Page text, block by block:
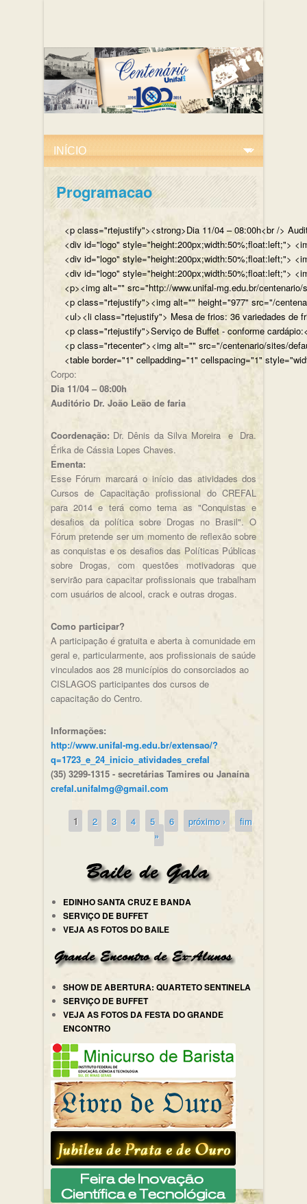
Programacao
<p class="rtejustify"><strong>Dia 11/04 – 08:00h<br />
<div id="logo" style="height:200px;width:50%;float:left;">
<div id="logo" style="height:200px;width:50%;float:left;">
<div id="logo" style="height:200px;width:50%;float:left;">
<p><img alt="" src="http://www.unifal-mg.edu.br/
<p class="rtejustify"><img alt="" height="977" src="/
<ul><li class="rtejustify"> Mesa de frios: 36 variedades de
<p class="rtejustify">Serviço de Buffet - conforme
<p class="rtecenter"><img alt="" src="/centenario/sites/
<table border="1" cellpadding="1" cellspacing="1"
Corpo:
Dia 11/04 – 08:00h
Auditório Dr. João Leão de faria
Coordenação: Dr. Dênis da Silva Moreira e Dra.
Érika de Cássia Lopes Chaves.
Ementa:
Esse Fórum marcará o início das atividades dos
Cursos de Capacitação profissional do CREFAL
para 2014 e terá como tema as "Conquistas e
desafios da política sobre Drogas no Brasil". O
Fórum pretende ser um momento de reflexão sobre
as conquistas e os desafios das Políticas Públicas
sobre Drogas, com questões motivadoras que
servirão para capacitar profissionais que trabalham
com usuários de alcool, crack e outras drogas.
Como participar?
A participação é gratuita e aberta à comunidade em
geral e, particularmente, aos profissionais de saúde
vinculados aos 28 municípios do consorciados ao
CISLAGOS participantes dos cursos de
capacitação do Centro.
Informações:
http://www.unifal-mg.edu.br/extensao/?
q=1723_e_24_inicio_atividades_crefal
(35) 3299-1315 - secretárias Tamires ou Janaína
crefal.unifalmg@gmail.com
Páginas
1 2 3 4 5 6 próximo ›
fim
»
EDINHO SANTA CRUZ E BANDA
SERVIÇO DE BUFFET
VEJA AS FOTOS DO BAILE
SHOW DE ABERTURA: QUARTETO SENTINELA
SERVIÇO DE BUFFET
VEJA AS FOTOS DA FESTA DO GRANDE
ENCONTRO